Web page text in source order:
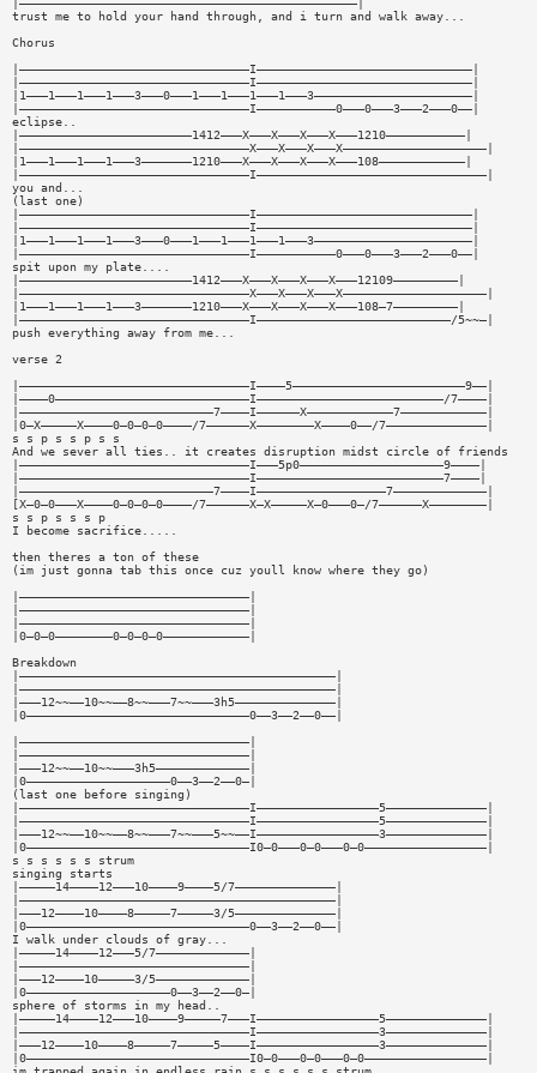
|———————————————————————————————————————————————|
trust me to hold your hand through, and i turn and walk away...
Chorus
|————————————————————————————————I——————————————————————————————|
|————————————————————————————————I——————————————————————————————|
|1———1———1———1———3———0———1———1———1———1———3——————————————————————|
|————————————————————————————————I———————————0———0———3———2———0——|
eclipse..
|————————————————————————1412———X———X———X———X———1210———————————|
|————————————————————————————————X———X———X———X————————————————————|
|1———1———1———1———3———————1210———X———X———X———X———108————————————|
|————————————————————————————————I————————————————————————————————|
you and...
(last one)
|————————————————————————————————I——————————————————————————————|
|————————————————————————————————I——————————————————————————————|
|1———1———1———1———3———0———1———1———1———1———3——————————————————————|
|————————————————————————————————I———————————0———0———3———2———0——|
spit upon my plate....
|————————————————————————1412———X———X———X———X———12109—————————|
|————————————————————————————————X———X———X———X————————————————————|
|1———1———1———1———3———————1210———X———X———X———X———108—7—————————|
|————————————————————————————————I———————————————————————————/5~~—|
push everything away from me...
verse 2
|————————————————————————————————I————5————————————————————————9——|
|————0———————————————————————————I——————————————————————————/7————|
|———————————————————————————7————I——————X————————————7————————————|
|0—X—————X————0—0—0—0————/7——————X————————X————0——/7——————————————|
s s p s s p s s
And we sever all ties.. it creates disruption midst circle of friends
|————————————————————————————————I———5p0————————————————————9————|
|————————————————————————————————I——————————————————————————7————|
|———————————————————————————7————I——————————————————7—————————————|
[X—0—0———X————0—0—0—0————/7——————X—X—————X—0———0—/7——————X————————|
s s p s s s p
I become sacrifice.....
then theres a ton of these
(im just gonna tab this once cuz youll know where they go)
|————————————————————————————————|
|————————————————————————————————|
|————————————————————————————————|
|0—0—0————————0—0—0—0————————————|
Breakdown
|————————————————————————————————————————————|
|————————————————————————————————————————————|
|———12~~——10~~——8~~———7~~———3h5——————————————|
|0———————————————————————————————0——3——2——0——|
|————————————————————————————————|
|————————————————————————————————|
|———12~~——10~~———3h5—————————————|
|0————————————————————0——3——2——0—|
(last one before singing)
|————————————————————————————————I—————————————————5——————————————|
|————————————————————————————————I—————————————————5——————————————|
|———12~~——10~~——8~~———7~~———5~~——I—————————————————3——————————————|
|0———————————————————————————————I0—0———0—0———0—0—————————————————|
s s s s s s strum
singing starts
|—————14————12———10————9————5/7——————————————|
|————————————————————————————————————————————|
|———12————10————8—————7—————3/5——————————————|
|0———————————————————————————————0——3——2——0——|
I walk under clouds of gray...
|—————14————12———5/7—————————————|
|————————————————————————————————|
|———12————10—————3/5—————————————|
|0————————————————————0——3——2——0—|
sphere of storms in my head..
|—————14————12———10————9—————7———I—————————————————5——————————————|
|————————————————————————————————I—————————————————3——————————————|
|———12————10————8—————7—————5————I—————————————————3——————————————|
|0———————————————————————————————I0—0———0—0———0—0—————————————————|